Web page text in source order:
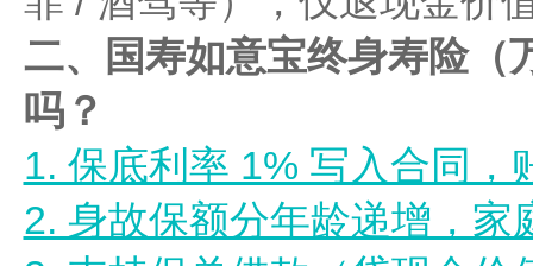
二、国寿如意宝终身寿险（
吗？
1. 保底利率 1% 写入合同，
2. 身故保额分年龄递增，家